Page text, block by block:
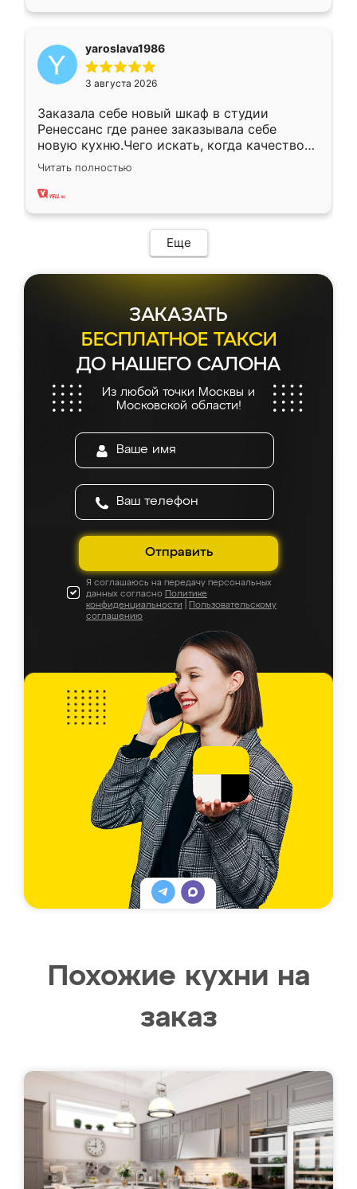
yaroslava1986
3 августа 2026
Заказала себе новый шкаф в студии
Ренессанс где ранее заказывала себе
новую кухню.Чего искать, когда качеством
вполне довольна. Служит кухня уже почти
два года, нареканий нет.
Читать полностью
Еще
ЗАКАЗАТЬ
БЕСПЛАТНОЕ ТАКСИ
ДО НАШЕГО САЛОНА
Из любой точки Москвы и
Московской области!
Отправить
Я соглашаюсь на передачу персональных
данных согласно Политике
конфиденциальности
Пользовательскому
соглашению
Похожие кухни на
заказ